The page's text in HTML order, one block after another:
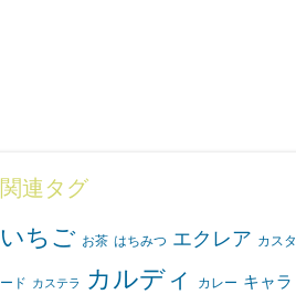
関連タグ
いちご お茶 はちみつ エクレア カスタ
ード カステラ カルディ カレー キャラ